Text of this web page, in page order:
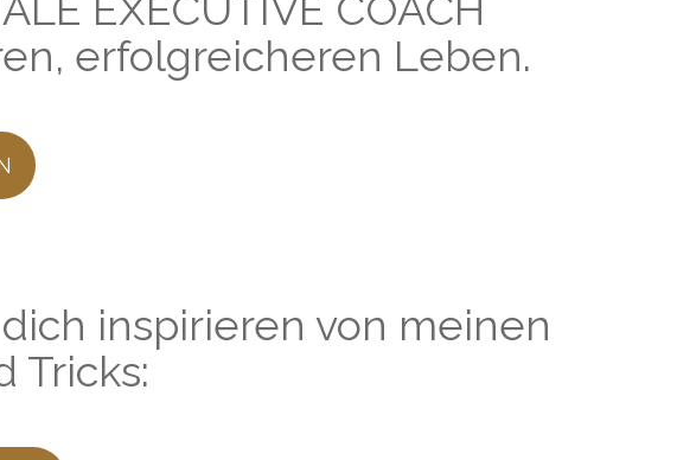
erfolgreicheren Leben.
inspirieren von meinen
Tricks: